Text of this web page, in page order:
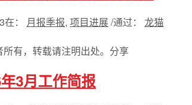
在： 月报季报, 项目进展/通过： 龙猫
有，转载请注明出处。 分享
3月工作简报